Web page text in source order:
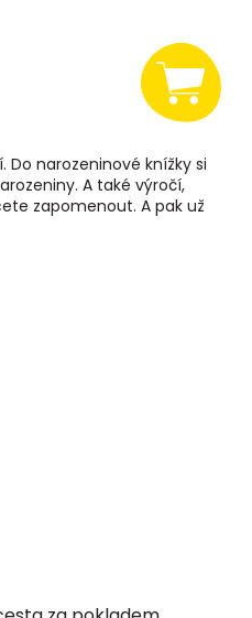
Do narozeninové knížky si
A také výročí,
zapomenout. A pak už